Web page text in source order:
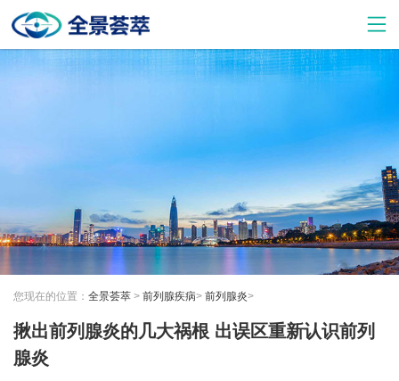
您现在的位置： 全景荟萃 > 前列腺疾病> 前列腺炎>
揪出前列腺炎的几大祸根 出误区重新认识前列
腺炎